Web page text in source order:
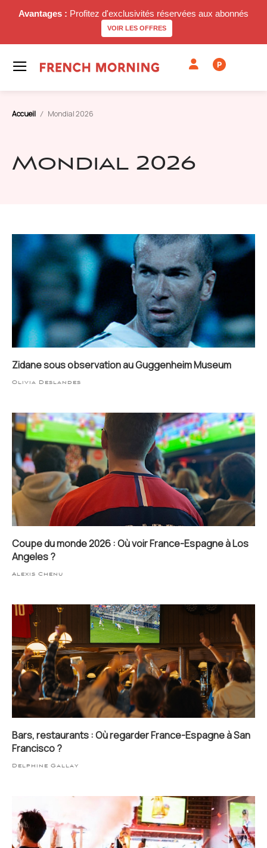
Avantages : Profitez d'exclusivités réservées aux abonnés
VOIR LES OFFRES
P
Accueil Mondial 2026
Mondial 2026
Zidane sous observation au Guggenheim Museum
Olivia Deslandes
Coupe du monde 2026 : Où voir France-Espagne à Los
Angeles ?
Alexis Chenu
Bars, restaurants : Où regarder France-Espagne à San
Francisco ?
Delphine Gallay